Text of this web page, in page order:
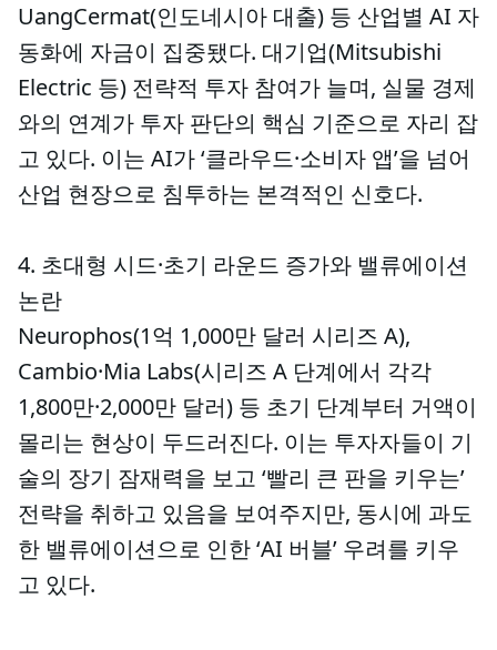
UangCermat(인도네시아 대출) 등 산업별 AI 자
동화에 자금이 집중됐다. 대기업(Mitsubishi
Electric 등) 전략적 투자 참여가 늘며, 실물 경제
와의 연계가 투자 판단의 핵심 기준으로 자리 잡
고 있다. 이는 AI가 ‘클라우드·소비자 앱’을 넘어
산업 현장으로 침투하는 본격적인 신호다.
4. 초대형 시드·초기 라운드 증가와 밸류에이션
논란
Neurophos(1억 1,000만 달러 시리즈 A),
Cambio·Mia Labs(시리즈 A 단계에서 각각
1,800만·2,000만 달러) 등 초기 단계부터 거액이
몰리는 현상이 두드러진다. 이는 투자자들이 기
술의 장기 잠재력을 보고 ‘빨리 큰 판을 키우는’
전략을 취하고 있음을 보여주지만, 동시에 과도
한 밸류에이션으로 인한 ‘AI 버블’ 우려를 키우
고 있다.